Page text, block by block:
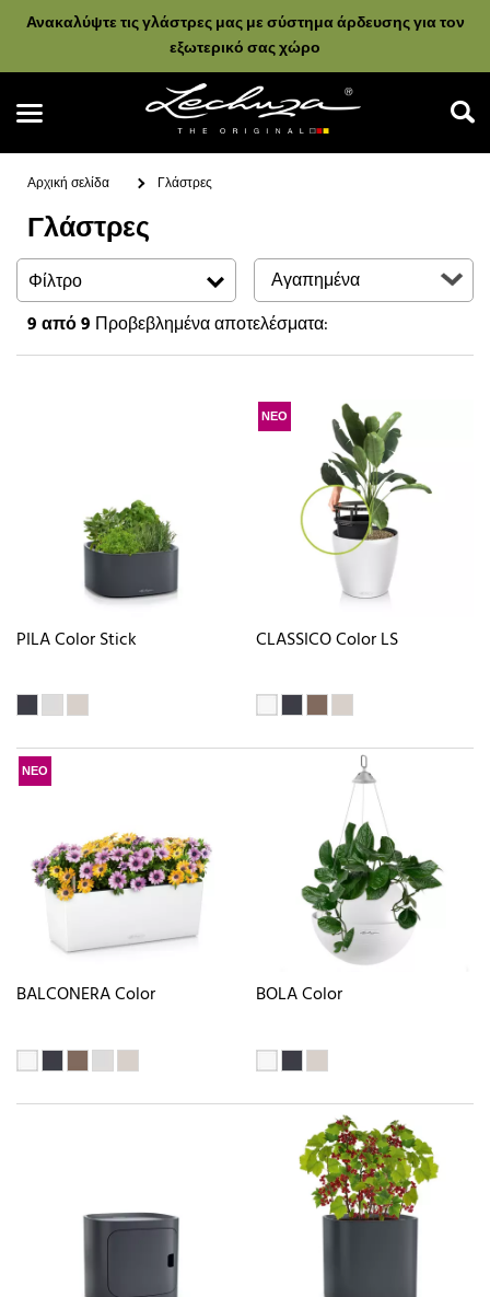
Ανακαλύψτε τις γλάστρες μας με σύστημα άρδευσης για τον
εξωτερικό σας χώρο
Αναζήτηση
Αρχική σελίδα Γλάστρες
Γλάστρες
Φίλτρο
9από 9 Προβεβλημένα αποτελέσματα:
PILA Color Stick
ΝΕΟ
CLASSICO Color LS
ΝΕΟ
BALCONERA Color BOLA Color